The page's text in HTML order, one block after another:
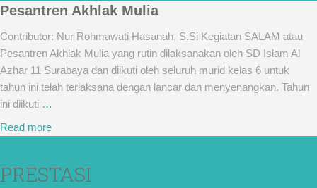
Pesantren Akhlak Mulia
Contributor: Nur Rohmawati Hasanah, S.Si Kegiatan SALAM atau
Pesantren Akhlak Mulia yang rutin dilaksanakan oleh SD Islam Al
Azhar 11 Surabaya dan diikuti oleh seluruh murid kelas 6 untuk
tahun ini telah terlaksana dengan lancar dan menyenangkan. Tahun
ini diikuti …
Read more
PRESTASI